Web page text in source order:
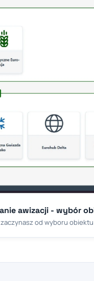
awizacji - wybór
od wyboru